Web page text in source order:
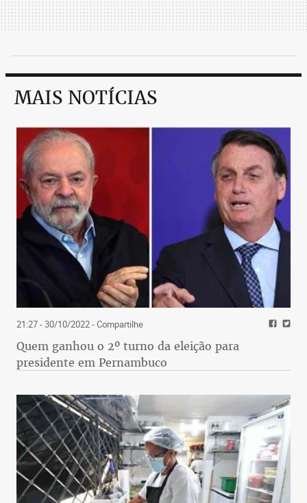
MAIS NOTÍCIAS
21:27 - 30/10/2022- Compartilhe
Quem ganhou o 2º turno da eleição para
presidente em Pernambuco